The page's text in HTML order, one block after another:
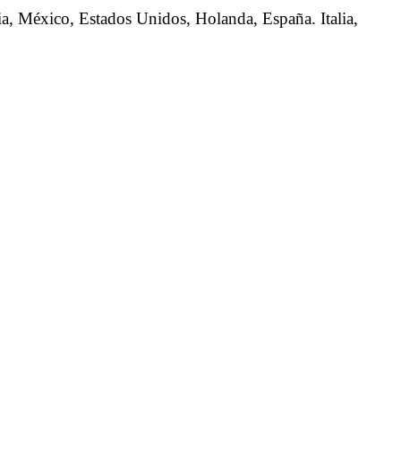
México, Estados Unidos, Holanda, España. Italia,